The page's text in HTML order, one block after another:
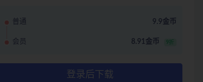
普通 9.9金币
会员 8.91金币 9折
登录后下载